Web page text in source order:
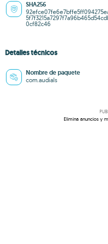
SHA256
0cf82c46
Detalles técnicos
Nombre de paquete
com.audials
Elimina anuncios y